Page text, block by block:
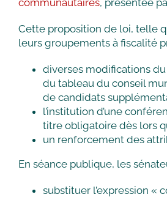
communautaires, présentée
Cette proposition de loi, telle
leurs groupements à fiscalité
diverses modifications
du tableau du conseil
de candidats
l’institution d’une
titre obligatoire dès lors
un renforcement des
En séance publique, les
substituer l’expression